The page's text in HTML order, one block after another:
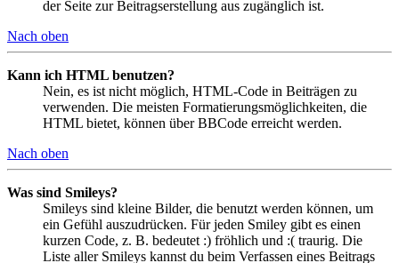
der Seite zur Beitragserstellung aus zugänglich ist.
Nach oben
Kann ich HTML benutzen?
Nein, es ist nicht möglich, HTML-Code in Beiträgen zu
verwenden. Die meisten Formatierungsmöglichkeiten, die
HTML bietet, können über BBCode erreicht werden.
Nach oben
Was sind Smileys?
Smileys sind kleine Bilder, die benutzt werden können, um
ein Gefühl auszudrücken. Für jeden Smiley gibt es einen
kurzen Code, z. B. bedeutet :) fröhlich und :( traurig. Die
Liste aller Smileys kannst du beim Verfassen eines Beitrags